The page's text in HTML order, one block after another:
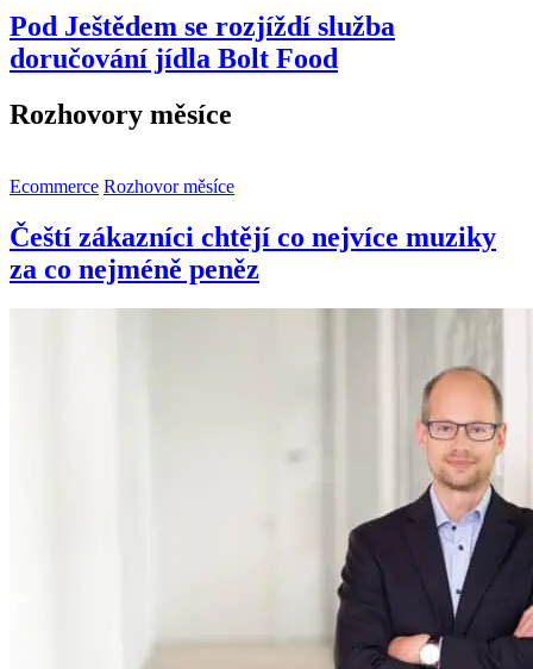
Pod Ještědem se rozjíždí služba
doručování jídla Bolt Food
Rozhovory měsíce
Ecommerce Rozhovor měsíce
Čeští zákazníci chtějí co nejvíce muziky
za co nejméně peněz